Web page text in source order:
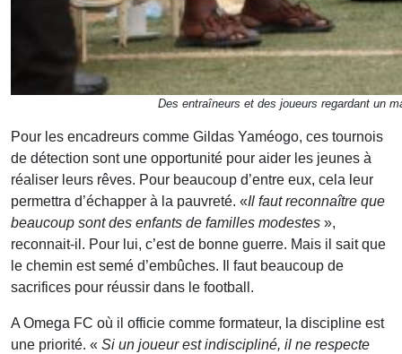
Des entraîneurs et des joueurs regardant un
Pour les encadreurs comme Gildas Yaméogo, ces tournois
de détection sont une opportunité pour aider les jeunes à
réaliser leurs rêves. Pour beaucoup d’entre eux, cela leur
permettra d’échapper à la pauvreté. «Il faut reconnaître que
beaucoup sont des enfants de familles modestes »,
reconnait-il. Pour lui, c’est de bonne guerre. Mais il sait que
le chemin est semé d’embûches. Il faut beaucoup de
sacrifices pour réussir dans le football.
A Omega FC où il officie comme formateur, la discipline est
une priorité. « Si un joueur est indiscipliné, il ne respecte